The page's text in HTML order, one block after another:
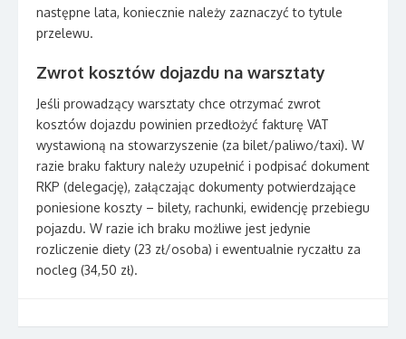
następne lata, koniecznie należy zaznaczyć to tytule
przelewu.
Zwrot kosztów dojazdu na warsztaty
Jeśli prowadzący warsztaty chce otrzymać zwrot
kosztów dojazdu powinien przedłożyć fakturę VAT
wystawioną na stowarzyszenie (za bilet/paliwo/taxi). W
razie braku faktury należy uzupełnić i podpisać dokument
RKP (delegację), załączając dokumenty potwierdzające
poniesione koszty – bilety, rachunki, ewidencję przebiegu
pojazdu. W razie ich braku możliwe jest jedynie
rozliczenie diety (23 zł/osoba) i ewentualnie ryczałtu za
nocleg (34,50 zł).